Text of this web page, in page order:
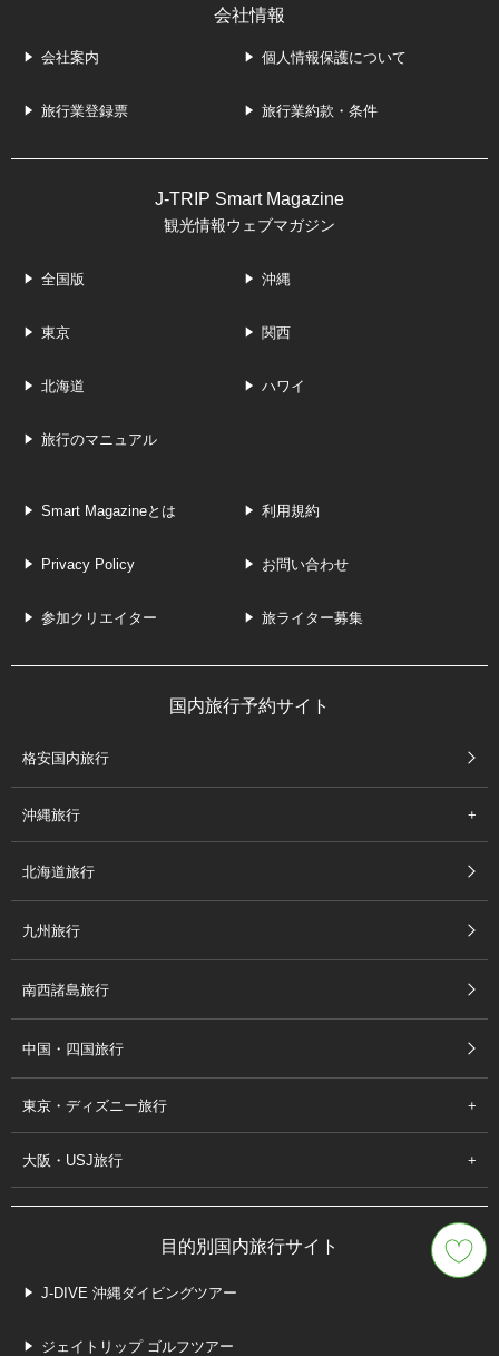
会社情報
会社案内 個人情報保護について
旅行業登録票 旅行業約款・条件
J-TRIP Smart Magazine
観光情報ウェブマガジン
全国版 沖縄
東京 関西
北海道 ハワイ
旅行のマニュアル
Smart Magazineとは 利用規約
Privacy Policy お問い合わせ
参加クリエイター 旅ライター募集
国内旅行予約サイト
格安国内旅行
沖縄旅行
北海道旅行
九州旅行
南西諸島旅行
中国・四国旅行
東京・ディズニー旅行
大阪・USJ旅行
目的別国内旅行サイト
J-DIVE 沖縄ダイビングツアー
ジェイトリップ ゴルフツアー